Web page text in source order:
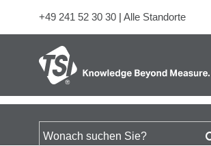
+49 241 52 30 30 | Alle Standorte
Suchen nach